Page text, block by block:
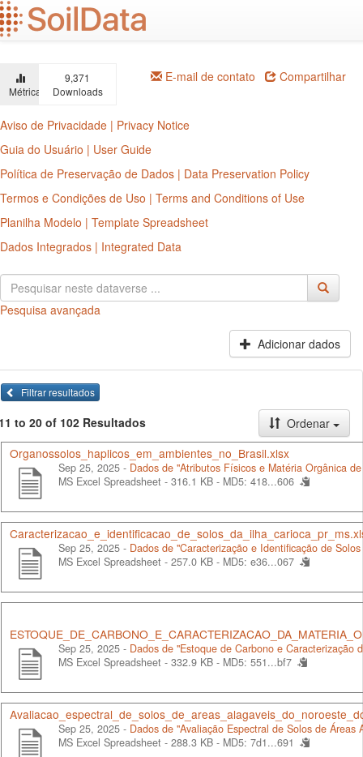
Ir
para
o
principal
Métricas
9,371
Downloads
E-mail de contato Compartilhar
Aviso de Privacidade | Privacy Notice
Guia do Usuário | User Guide
Política de Preservação de Dados | Data Preservation Policy
Termos e Condições de Uso | Terms and Conditions of Use
Planilha Modelo | Template Spreadsheet
Dados Integrados | Integrated Data
Pesquisa avançada
Adicionar dados
Filtrar resultados
to 20 of 102 Resultados
Ordenar
Organossolos_haplicos_em_ambientes_no_Brasil.xlsx
Sep 25, 2025 - Dados de "Atributos Físicos e Matéria Orgânica
MS Excel Spreadsheet - 316.1 KB - MD5: 418...606
Sep 25, 2025 - Dados de "Caracterização e Identificação de
MS Excel Spreadsheet - 257.0 KB - MD5: e36...067
Sep 25, 2025 - Dados de "Estoque de Carbono e
MS Excel Spreadsheet - 332.9 KB - MD5: 551...bf7
Sep 25, 2025 - Dados de "Avaliação Espectral de Solos de Áreas
MS Excel Spreadsheet - 288.3 KB - MD5: 7d1...691